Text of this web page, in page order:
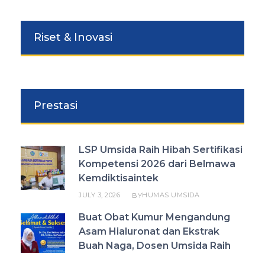
Riset & Inovasi
Prestasi
LSP Umsida Raih Hibah Sertifikasi
Kompetensi 2026 dari Belmawa
Kemdiktisaintek
JULY 3, 2026 BYHUMAS UMSIDA
Buat Obat Kumur Mengandung
Asam Hialuronat dan Ekstrak
Buah Naga, Dosen Umsida Raih